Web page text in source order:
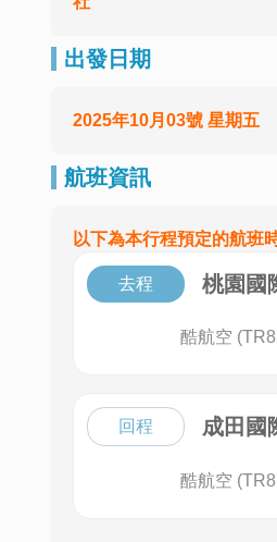
出發日期
2025年10月03號 星期五
航班資訊
以下為本行程預定的航班
去程 桃園國
酷航空
回程 成田國
酷航空